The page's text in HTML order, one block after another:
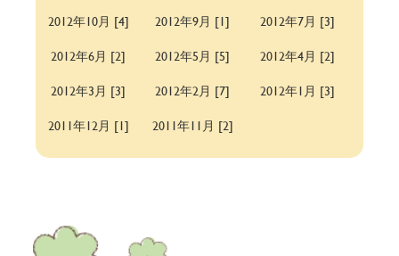
2012年10月 [4]
2012年9月 [1]
2012年7月 [3]
2012年6月 [2]
2012年5月 [5]
2012年4月 [2]
2012年3月 [3]
2012年2月 [7]
2012年1月 [3]
2011年12月 [1]
2011年11月 [2]